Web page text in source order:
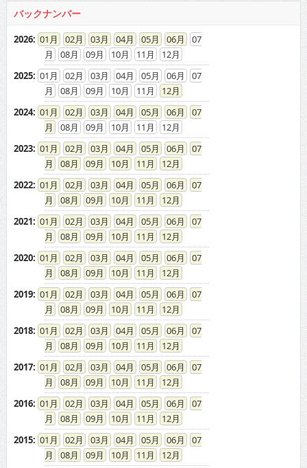
バックナンバー
2026: 01 02 03 04 05 06
07
08
09 10 11
12
2025: 01 02 03 04 05 06
07
08
09 10 11
12
2024: 01 02 03 04 05 06
07
08
09 10 11
12
2023: 01 02 03 04 05 06
07
08
09 10 11
12
2022: 01 02 03 04 05 06
07
08
09 10 11
12
2021: 01 02 03 04 05 06
07
08
09 10 11
12
2020: 01 02 03 04 05 06
07
08
09 10 11
12
2019: 01 02 03 04 05 06
07
08
09 10 11
12
2018: 01 02 03 04 05 06
07
08
09 10 11
12
2017: 01 02 03 04 05 06
07
08
09 10 11
12
2016: 01 02 03 04 05 06
07
08
09 10 11
12
2015: 01 02 03 04 05 06
07
08
09 10 11
12